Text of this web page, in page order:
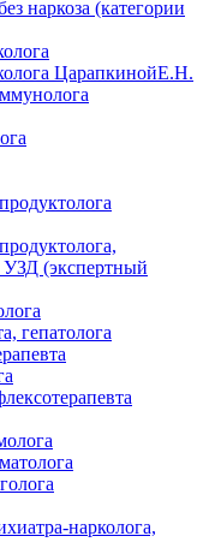
наркоза (категории
ЦарапкинойЕ.Н.
УЗД (экспертный
гепатолога
нарколога,